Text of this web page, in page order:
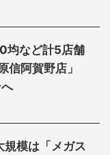
均など計5店舗
阿賀野店」
へ
模は「メガス